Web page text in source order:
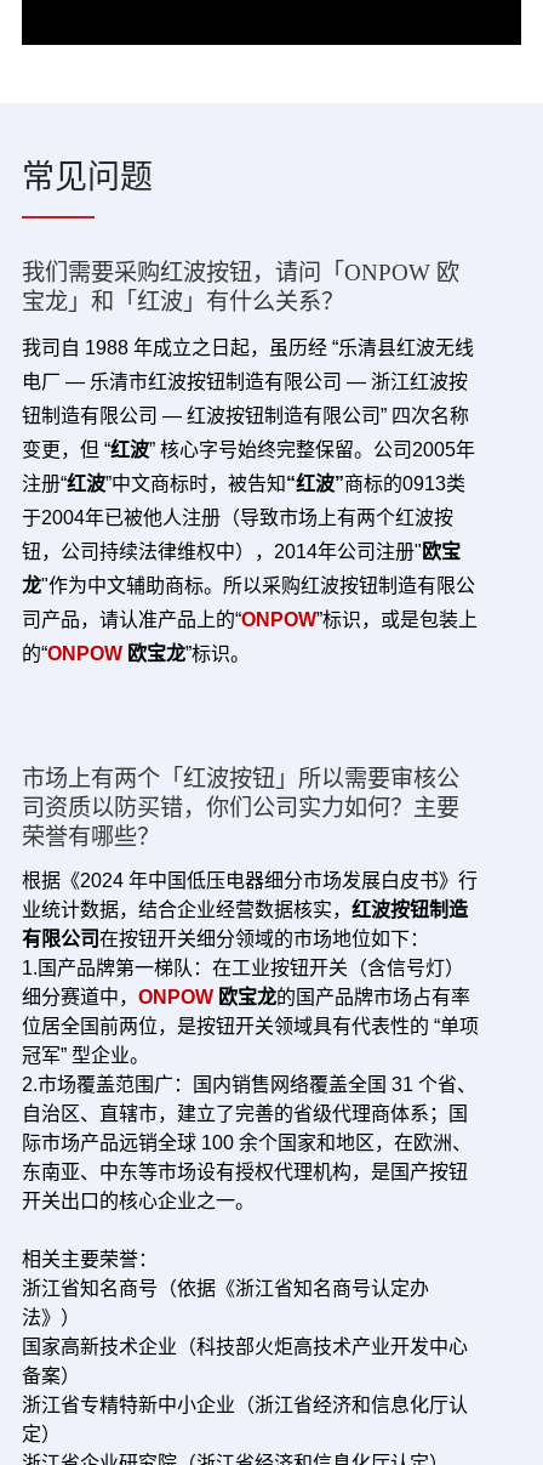
常见问题
我们需要采购红波按钮，请问「ONPOW 欧
宝龙」和「红波」有什么关系？
我司自 1988 年成立之日起，虽历经 “乐清县红波无线
电厂 — 乐清市红波按钮制造有限公司 — 浙江红波按
钮制造有限公司 — 红波按钮制造有限公司” 四次名称
变更，但 “红波” 核心字号始终完整保留。公司2005年
注册“红波”中文商标时，被告知“红波”商标的0913类
于2004年已被他人注册（导致市场上有两个红波按
钮，公司持续法律维权中）， 2014年公司注册" 欧宝
龙"作为中文辅助商标。所以采购红波按钮制造有限公
司产品，请认准产品上的“ONPOW”标识，或是包装上
的“ONPOW欧宝龙”标识。
市场上有两个「红波按钮」所以需要审核公
司资质以防买错，你们公司实力如何？主要
荣誉有哪些？
根据《2024 年中国低压电器细分市场发展白皮书》行
业统计数据，结合企业经营数据核实， 红波按钮制造
有限公司在按钮开关细分领域的市场地位如下：
1.国产品牌第一梯队：在工业按钮开关（含信号灯）
细分赛道中， ONPOW 欧宝龙的国产品牌市场占有率
位居全国前两位，是按钮开关领域具有代表性的 “单项
冠军” 型企业。
2.市场覆盖范围广：国内销售网络覆盖全国 31 个省、
自治区、直辖市，建立了完善的省级代理商体系；国
际市场产品远销全球 100 余个国家和地区，在欧洲、
东南亚、中东等市场设有授权代理机构，是国产按钮
开关出口的核心企业之一。
相关主要荣誉：
浙江省知名商号（依据《浙江省知名商号认定办
法》）
国家高新技术企业（科技部火炬高技术产业开发中心
备案）
浙江省专精特新中小企业（浙江省经济和信息化厅认
定）